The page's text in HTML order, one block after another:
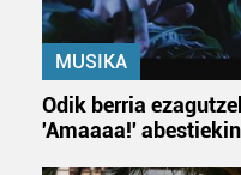
MUSIKA
Odik berria
'Amaaaa!' abestiekin